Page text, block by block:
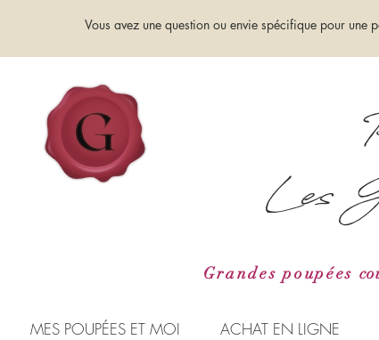
Vous avez une question ou envie spécifique pour
Les
Grandes poupées
MES POUPÉES ET MOI ACHAT EN LIGNE